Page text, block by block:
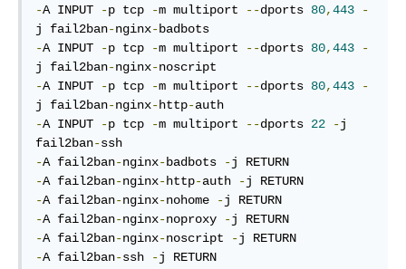
-A INPUT -p tcp -m multiport --dports 80,443
-
j fail2ban-nginx-
-A INPUT -p tcp -m multiport --dports 80,443
-
j fail2ban-nginx-
-A INPUT -p tcp -m multiport --dports 80,443
-
j fail2ban-nginx-http-
-A INPUT -p tcp -m multiport --dports 22 -j
fail2ban-
-A fail2ban-nginx-badbots -
-A fail2ban-nginx-http-auth -
-A fail2ban-nginx-nohome -
-A fail2ban-nginx-noproxy -
-A fail2ban-nginx-noscript -
-A fail2ban-ssh -j RETURN